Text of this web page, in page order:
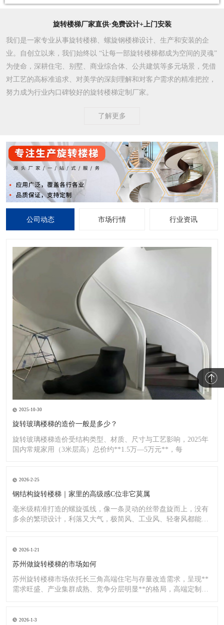
旋转楼梯厂家直供·免费设计+上门安装
我们是一家专业从事旋转楼梯、螺旋钢楼梯设计、生产和安装的企
业。自创立以来，我们始终以 “让每一部旋转楼梯都成为空间的灵魂”
为使命，深耕住宅、别墅、商业综合体、公共建筑等多元场景，凭借
对工艺的高标准追求、对美学的深刻理解和对客户需求的精准把控，
努力成为行业内口碑较好的旋转楼梯定制厂家。​
了解更多
公司动态 市场行情 行业资讯
2025-10-30
旋转玻璃楼梯的造价一般是多少？
旋转玻璃楼梯造价受结构类型、材质、尺寸与工艺影响，2025年
国内常规家用（3米层高）总价约**1.5万—5万元**，每
2026-2-25
钢结构旋转楼梯｜家里的高级感C位非它莫属
毫米级精准打造的螺旋弧线，像一条灵动的丝带盘旋而上，没有
多余的繁琐设计，利落又大气，极简风、工业风、轻奢风都能完
2026-1-21
苏州做旋转楼梯的市场如何
苏州旋转楼梯市场依托长三角高端住宅与存量改造需求，呈现**
需求旺盛、产业集群成熟、竞争分层明显**的格局，高端定制与
2026-1-3